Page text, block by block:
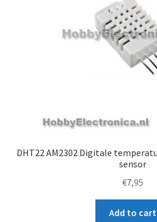
DHT22 AM2302 Digitale
sensor
€7,95
Add to cart